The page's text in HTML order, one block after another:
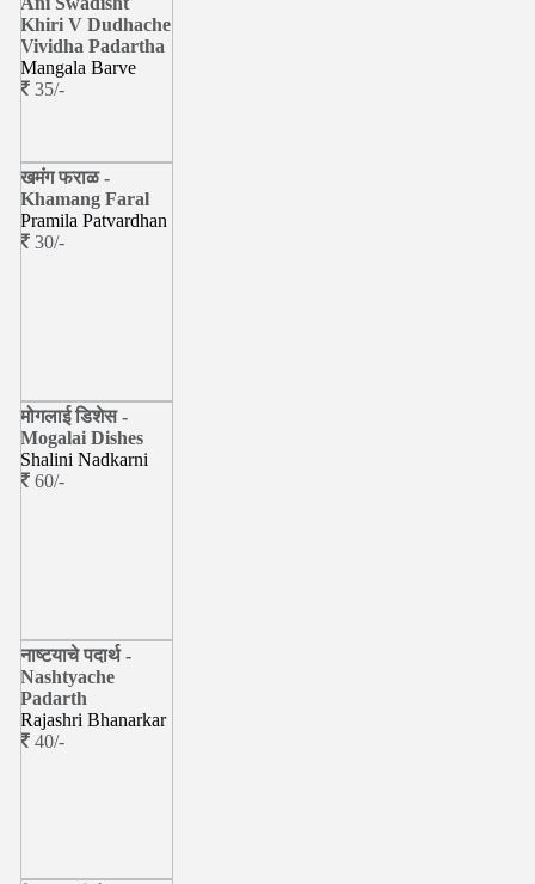
Khiri V Dudhache
Vividha Padartha
Mangala Barve
35/-
खमंग फराळ -
Khamang Faral
Pramila Patvardhan
30/-
मोगलाई डिशेस -
Mogalai Dishes
Shalini Nadkarni
60/-
नाष्टयाचे पदार्थ -
Nashtyache
Padarth
Rajashri Bhanarkar
40/-